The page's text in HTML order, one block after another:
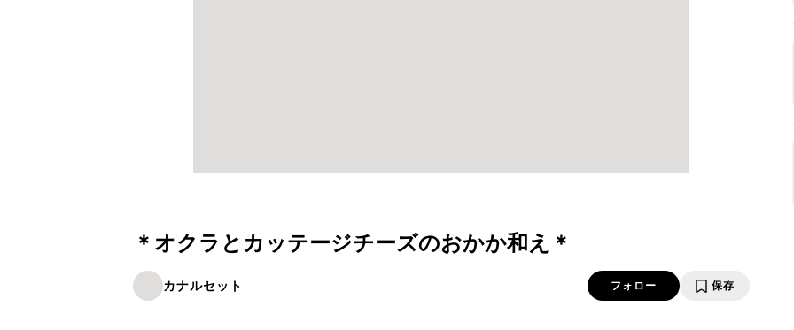
＊オクラとカッテージチーズのおかか和え＊
カナルセット フォロー 保存